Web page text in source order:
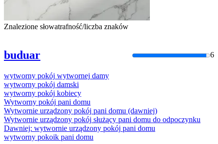
Znalezione słowatrafność/liczba znaków
buduar 6
wytworny pokój wytwornej damy
wytworny pokój damski
wytworny pokój kobiecy
Wytworny pokój pani domu
Wytwornie urządzony pokój pani domu (dawniej)
Wytwornie urządzony pokój służący pani domu do odpoczynku
Dawniej: wytwornie urządzony pokój pani domu
wytworny pokoik pani domu